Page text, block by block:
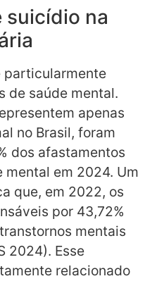
suicídio na
particularmente
de saúde mental.
apenas
no Brasil, foram
dos afastamentos
em 2024. Um
que, em 2022, os
por 43,72%
mentais
2024). Esse
relacionado